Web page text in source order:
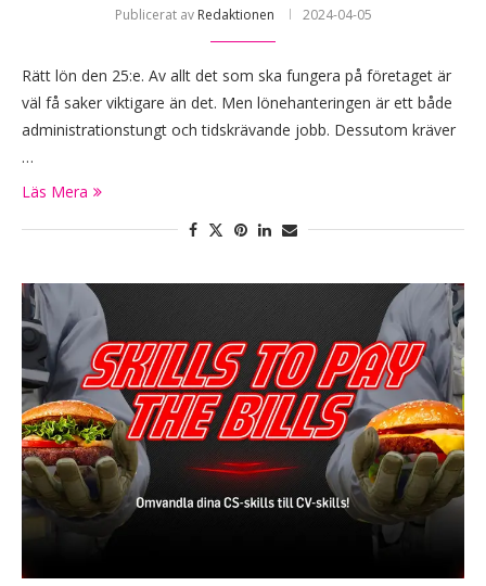
Publicerat av Redaktionen 2024-04-05
Rätt lön den 25:e. Av allt det som ska fungera på företaget är
väl få saker viktigare än det. Men lönehanteringen är ett både
administrationstungt och tidskrävande jobb. Dessutom kräver
…
Läs Mera